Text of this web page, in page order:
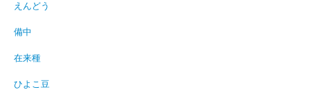
えんどう
備中
在来種
ひよこ豆